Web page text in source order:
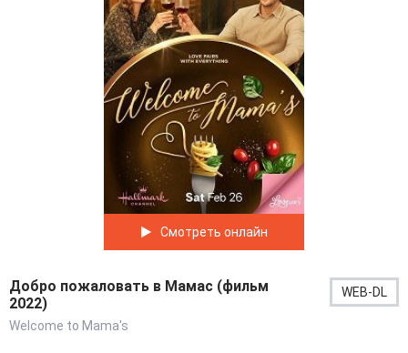
Смотреть онлайн
Добро пожаловать в Мамас (фильм
2022)
Welcome to Mama's
WEB-DL